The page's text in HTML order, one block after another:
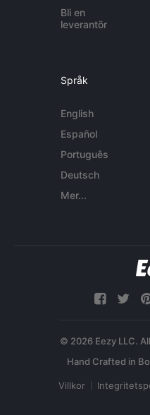
Bli en
leverantör
Språk
English
Español
Português
Deutsch
Mer...
© 2026 Eezy LLC.
Villkor